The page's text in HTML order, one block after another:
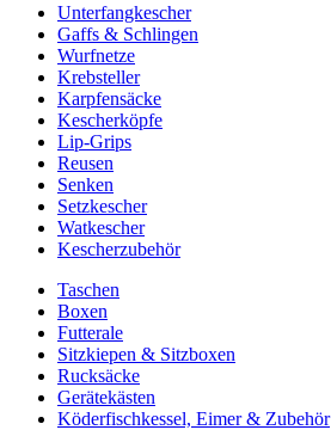
Unterfangkescher
Gaffs & Schlingen
Wurfnetze
Krebsteller
Karpfensäcke
Kescherköpfe
Lip-Grips
Reusen
Senken
Setzkescher
Watkescher
Kescherzubehör
Taschen
Boxen
Futterale
Sitzkiepen & Sitzboxen
Rucksäcke
Gerätekästen
Köderfischkessel, Eimer & Zubehör